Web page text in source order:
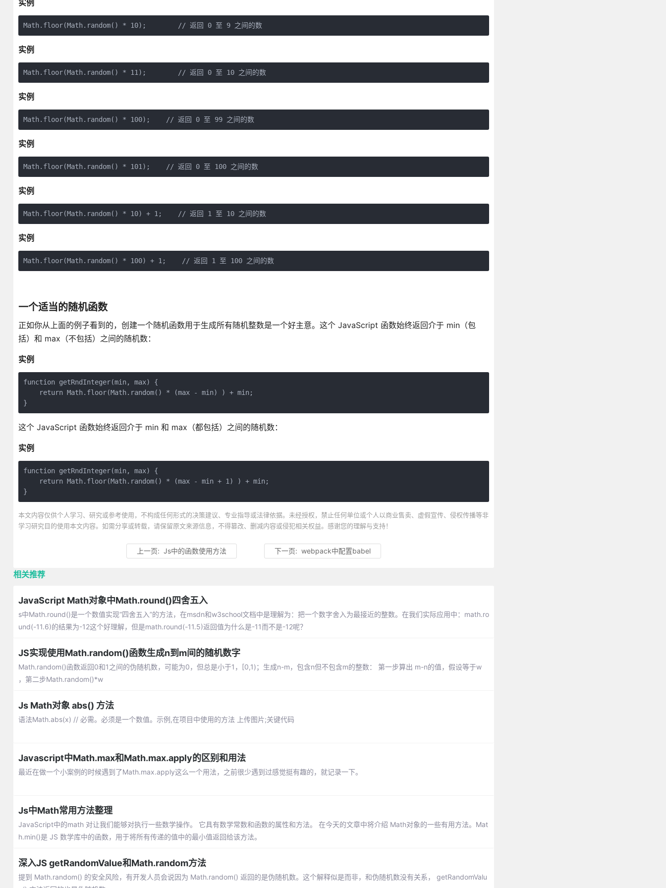
实例
Math.floor(Math.random() * 10);        // 返回 0 至 9 之间的数
实例
Math.floor(Math.random() * 11);        // 返回 0 至 10 之间的数
实例
Math.floor(Math.random() * 100);    // 返回 0 至 99 之间的数
实例
Math.floor(Math.random() * 101);    // 返回 0 至 100 之间的数
实例
Math.floor(Math.random() * 10) + 1;    // 返回 1 至 10 之间的数
实例
Math.floor(Math.random() * 100) + 1;    // 返回 1 至 100 之间的数
一个适当的随机函数
正如你从上面的例子看到的，创建一个随机函数用于生成所有随机整数是一个好主意。这个 JavaScript 函数始终返回介于 min（包
括）和 max（不包括）之间的随机数：
实例
function getRndInteger(min, max) {
    return Math.floor(Math.random() * (max - min) ) + min;
}
这个 JavaScript 函数始终返回介于 min 和 max（都包括）之间的随机数：
实例
function getRndInteger(min, max) {
    return Math.floor(Math.random() * (max - min + 1) ) + min;
}
本文内容仅供个人学习、研究或参考使用，不构成任何形式的决策建议、专业指导或法律依据。未经授权，禁止任何单位或个人以商业售卖、虚假宣传、侵权传播等非
学习研究目的使用本文内容。如需分享或转载，请保留原文来源信息，不得篡改、删减内容或侵犯相关权益。感谢您的理解与支持！
上一页: Js中的函数使用方法 下一页: webpack中配置babel
相关推荐
JavaScript Math对象中Math.round()四舍五入
s中Math.round()是一个数值实现“四舍五入”的方法，在msdn和w3school文档中是理解为：把一个数字舍入为最接近的整数。在我们实际应用中：math.ro
und(-11.6)的结果为-12这个好理解，但是math.round(-11.5)返回值为什么是-11而不是-12呢？
JS实现使用Math.random()函数生成n到m间的随机数字
Math.random()函数返回0和1之间的伪随机数，可能为0，但总是小于1，[0,1)；生成n-m，包含n但不包含m的整数： 第一步算出 m-n的值，假设等于w
，第二步Math.random()*w
Js Math对象 abs() 方法
语法Math.abs(x) // 必需。必须是一个数值。示例,在项目中使用的方法 上传图片;关键代码
Javascript中Math.max和Math.max.apply的区别和用法
最近在做一个小案例的时候遇到了Math.max.apply这么一个用法，之前很少遇到过感觉挺有趣的，就记录一下。
Js中Math常用方法整理
JavaScript中的math 对让我们能够对执行一些数学操作。 它具有数学常数和函数的属性和方法。 在今天的文章中将介绍 Math对象的一些有用方法。Mat
h.min()是 JS 数学库中的函数，用于将所有传递的值中的最小值返回给该方法。
深入JS getRandomValue和Math.random方法
提到 Math.random() 的安全风险，有开发人员会说因为 Math.random() 返回的是伪随机数。这个解释似是而非，和伪随机数没有关系， getRandomValu